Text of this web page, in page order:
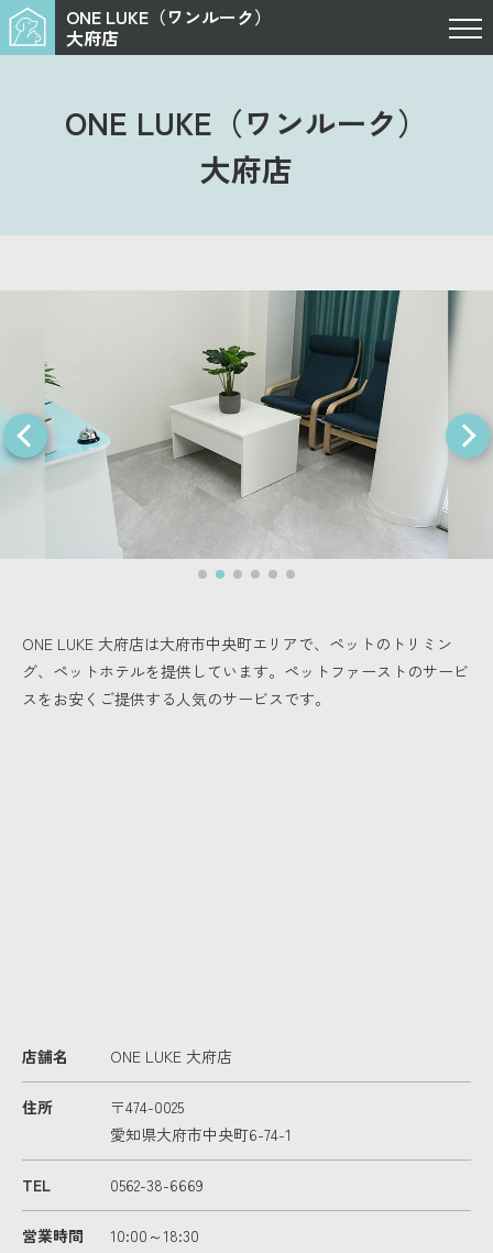
ONE LUKE（ワンルーク）
大府店
ONE LUKE（ワンルーク）
大府店
ONE LUKE 大府店は大府市中央町エリアで、 ペットのトリミン
グ、ペットホテルを提供しています。 ペットファーストのサービ
スをお安くご提供する人気のサービスです。
店舗名 ONE LUKE 大府店
住所
〒474-0025
愛知県大府市中央町6-74-1
TEL 0562-38-6669
営業時間 10:00～18:30